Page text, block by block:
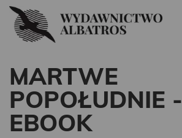
MARTWE
POPOŁUDNIE -
EBOOK